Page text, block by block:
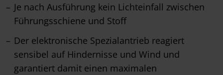
Je nach Ausführung kein Lichteinfall zwischen
Führungsschiene und Stoff
Der elektronische Spezialantrieb reagiert
sensibel auf Hindernisse und Wind und
garantiert damit einen maximalen